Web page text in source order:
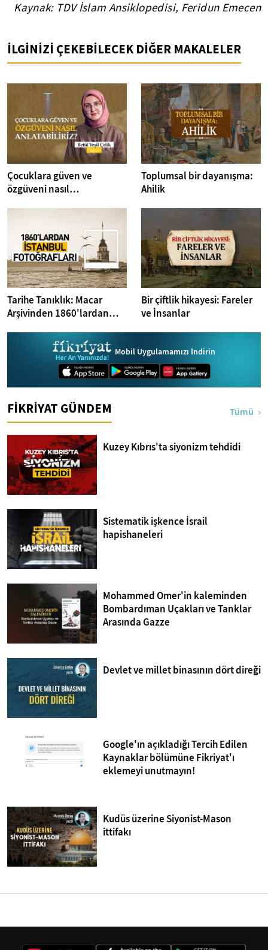
Kaynak: TDV İslam Ansiklopedisi, Feridun Emecen
İLGİNİZİ ÇEKEBİLECEK DİĞER MAKALELER
Çocuklara güven ve
özgüveni nasıl
Toplumsal bir dayanışma:
Ahilik
Tarihe Tanıklık: Macar
Arşivinden 1860'lardan
Bir çiftlik hikayesi: Fareler
ve İnsanlar
Mobil Uygulamamızı İndirin
FİKRİYAT GÜNDEM Tümü
Kuzey Kıbrıs'ta siyonizm tehdidi
Sistematik işkence İsrail
hapishaneleri
Mohammed Omer'in kaleminden
Bombardıman Uçakları ve Tanklar
Arasında Gazze
Devlet ve millet binasının dört direği
Google'ın açıkladığı Tercih Edilen
Kaynaklar bölümüne Fikriyat'ı
eklemeyi unutmayın!
Kudüs üzerine Siyonist-Mason
ittifakı